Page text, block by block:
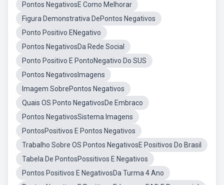
Pontos NegativosE Como Melhorar
Figura Demonstrativa DePontos Negativos
Ponto Positivo ENegativo
Pontos NegativosDa Rede Social
Ponto Positivo E PontoNegativo Do SUS
Pontos NegativosImagens
Imagem SobrePontos Negativos
Quais OS Ponto NegativosDe Embraco
Pontos NegativosSistema Imagens
PontosPositivos E Pontos Negativos
Trabalho Sobre OS Pontos NegativosE Positivos Do Brasil
Tabela De PontosPossitivos E Negativos
Pontos Positivos E NegativosDa Turma 4 Ano